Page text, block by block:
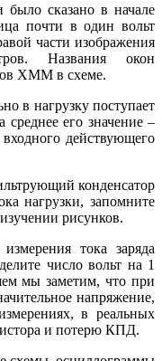
сказано в начале
почти в один вольт
части изображения
Названия окон
XMM в схеме.
в нагрузку поступает
его значение –
действующего
конденсатор
нагрузки, запомните
рисунков.
тока заряда
число вольт на 1
мы заметим, что при
напряжение,
в реальных
и потерю КПД.